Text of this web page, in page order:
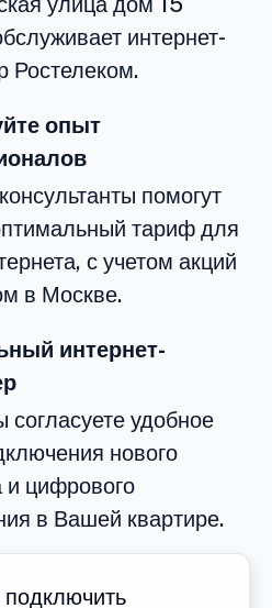
интернет-
Ростелеком.
опыт
помогут
тариф для
с учетом акций
в Москве.
интернет-
удобное
нового
и цифрового
в Вашей квартире.
подключить